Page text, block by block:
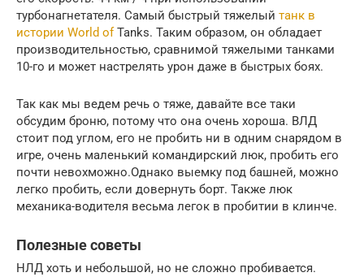
турбонагнетателя. Самый быстрый тяжелый танк в
истории World ofTanks. Таким образом, он обладает
производительностью, сравнимой тяжелыми танками
10-го и может настрелять урон даже в быстрых боях.
Так как мы ведем речь о тяже, давайте все таки
обсудим броню, потому что она очень хороша. ВЛД
стоит под углом, его не пробить ни в одним снарядом в
игре, очень маленький командирский люк, пробить его
почти невохможно.Однако выемку под башней, можно
легко пробить, если довернуть борт. Также люк
механика-водителя весьма легок в пробитии в клинче.
Полезные советы
НЛД хоть и небольшой, но не сложно пробивается.